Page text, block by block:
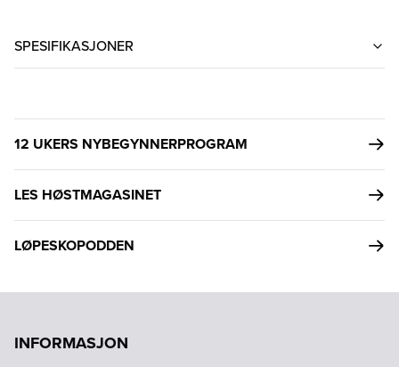
SPESIFIKASJONER
12 UKERS NYBEGYNNERPROGRAM
LES HØSTMAGASINET
LØPESKOPODDEN
INFORMASJON